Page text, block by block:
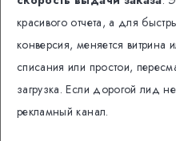
красивого отчета, а для
конверсия, меняется витрина
списания или простои,
загрузка. Если дорогой лид
рекламный канал.